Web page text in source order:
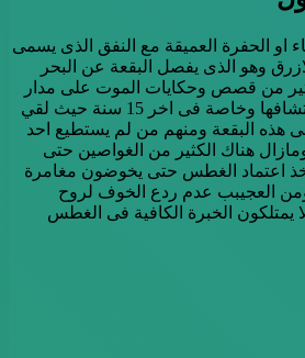
او الحفرة العميقة مع النفق الذى يسمى
وهو الذى يفصل البقعة عن البحر
من قصص وحكايات الموت على مدار
سنين طويلة منذ ان تم اكتشافها وخاصة فى اخر 15 سنة حيث لقي
فى هذه البقعة ومنهم من لم يستطيع احد
هناك الكثير من الغواصين حتى
اعتماد الغطس حتى يخوضون مغامرة
العجيبب عدم ردع الخوف لروح
لا يمتلكون الخبرة الكافية فى الغطس